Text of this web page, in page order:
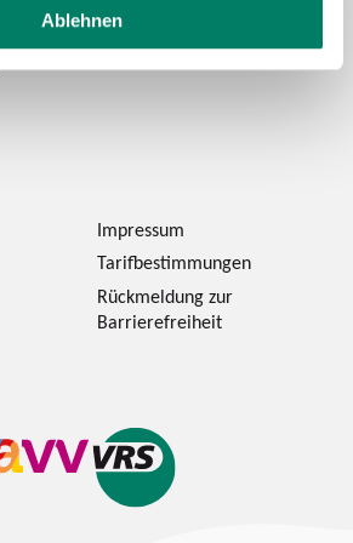
Ablehnen
Impressum
Tarifbestimmungen
Rückmeldung zur
Barrierefreiheit